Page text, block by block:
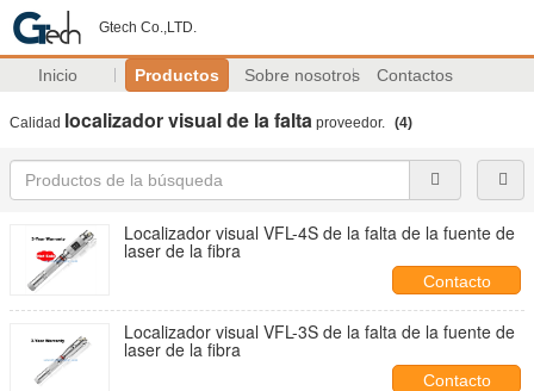
Gtech Co.,LTD.
Inicio Productos Sobre nosotros Contactos
Calidad localizador visual de la falta proveedor. (4)
Localizador visual VFL-4S de la falta de la fuente de
laser de la fibra
Contacto
Localizador visual VFL-3S de la falta de la fuente de
laser de la fibra
Contacto